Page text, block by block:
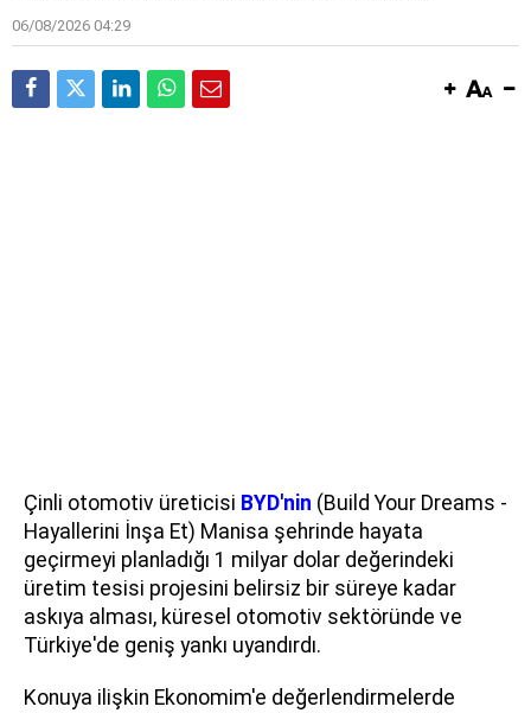
06/08/2026 04:29
Çinli otomotiv üreticisi BYD'nin (Build Your Dreams -
Hayallerini İnşa Et) Manisa şehrinde hayata
geçirmeyi planladığı 1 milyar dolar değerindeki
üretim tesisi projesini belirsiz bir süreye kadar
askıya alması, küresel otomotiv sektöründe ve
Türkiye'de geniş yankı uyandırdı.
Konuya ilişkin Ekonomim'e değerlendirmelerde